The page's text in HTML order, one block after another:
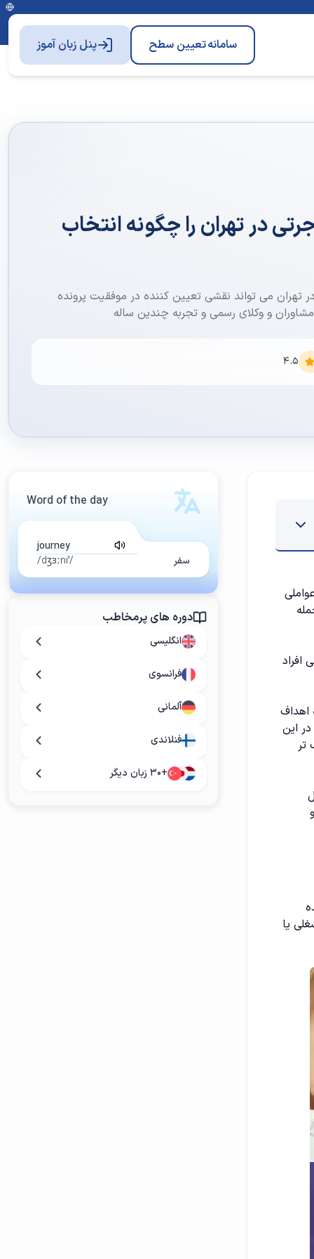
سامانهتعیین سطح پنل زبان آموز
در تهران را چگونه انتخاب
تهران می تواند نقشی تعیین کننده در موفقیت پرونده
مشاوران و وکلای رسمی و تجربه چندین ساله
4.5
اهداف
این
تر
یا
Word of the day
journey
سفر
/ˈdʒɜːni/
دوره های پرمخاطب
انگلیسی
فرانسوی
آلمانی
فنلاندی
+۳۰ زبان دیگر